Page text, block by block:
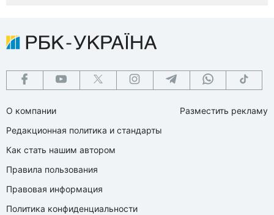
О компании
Редакционная политика и стандарты
Как стать нашим автором
Правила пользования
Правовая информация
Политика конфиденциальности
Разместить рекламу